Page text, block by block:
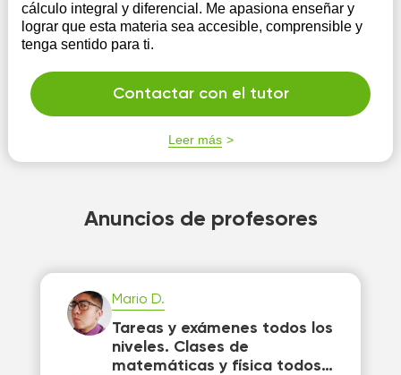
cálculo integral y diferencial. Me apasiona enseñar y
lograr que esta materia sea accesible, comprensible y
tenga sentido para ti.
Contactar con el tutor
Leer más
Anuncios de profesores
Mario D.
Tareas y exámenes todos los
niveles. Clases de
matemáticas y física todos